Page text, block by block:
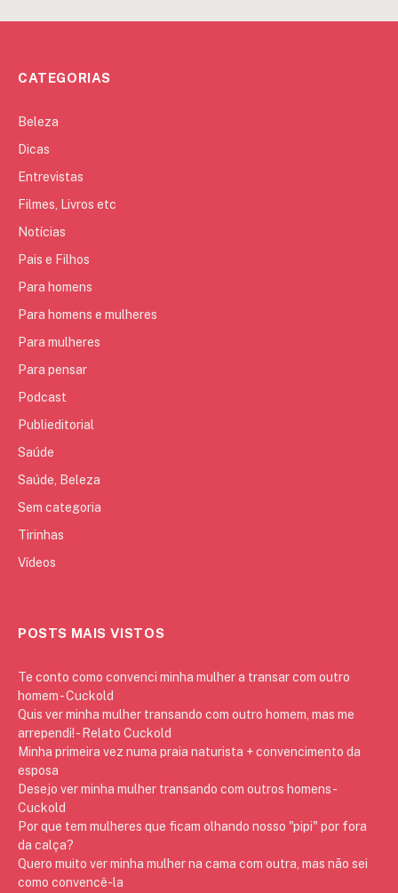
CATEGORIAS
Beleza
Dicas
Entrevistas
Filmes, Livros etc
Notícias
Pais e Filhos
Para homens
Para homens e mulheres
Para mulheres
Para pensar
Podcast
Publieditorial
Saúde
Saúde, Beleza
Sem categoria
Tirinhas
Vídeos
POSTS MAIS VISTOS
Te conto como convenci minha mulher a transar com outro
homem - Cuckold
Quis ver minha mulher transando com outro homem, mas me
arrependi! - Relato Cuckold
Minha primeira vez numa praia naturista + convencimento da
esposa
Desejo ver minha mulher transando com outros homens -
Cuckold
Por que tem mulheres que ficam olhando nosso "pipi" por fora
da calça?
Quero muito ver minha mulher na cama com outra, mas não sei
como convencê-la